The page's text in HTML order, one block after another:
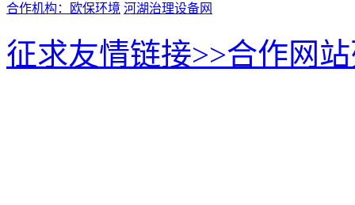
合作机构： 欧保环境 河湖治理设备网
征求友情链接>>合作网